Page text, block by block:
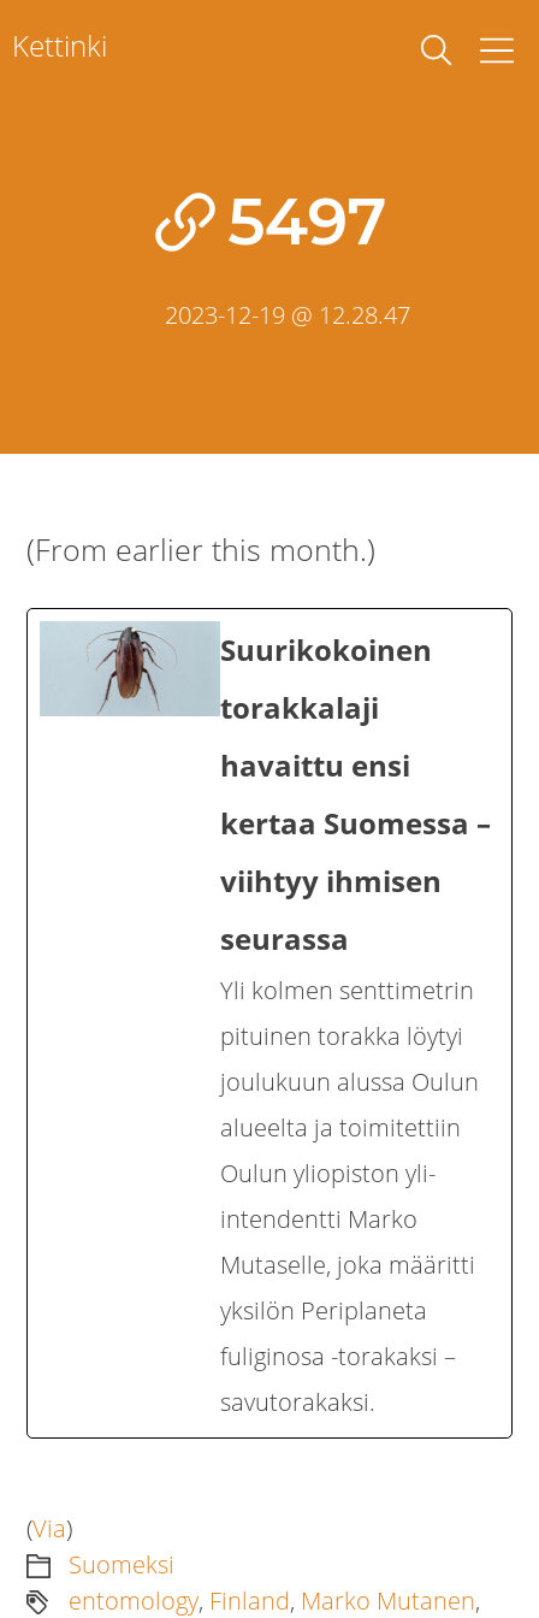
toKettinki
5497
2023-12-19 @ 12.28.47
(From earlier this month.)
Suurikokoinen
torakkalaji
havaittu ensi
kertaa Suomessa –
viihtyy ihmisen
seurassa
Yli kolmen senttimetrin
pituinen torakka löytyi
joulukuun alussa Oulun
alueelta ja toimitettiin
Oulun yliopiston yli-
intendentti Marko
Mutaselle, joka määritti
yksilön Periplaneta
fuliginosa -torakaksi –
savutorakaksi.
(Via)
Suomeksi
entomology, Finland, Marko Mutanen,